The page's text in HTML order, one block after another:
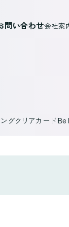
問い合わせ会社案
クリアカード Be